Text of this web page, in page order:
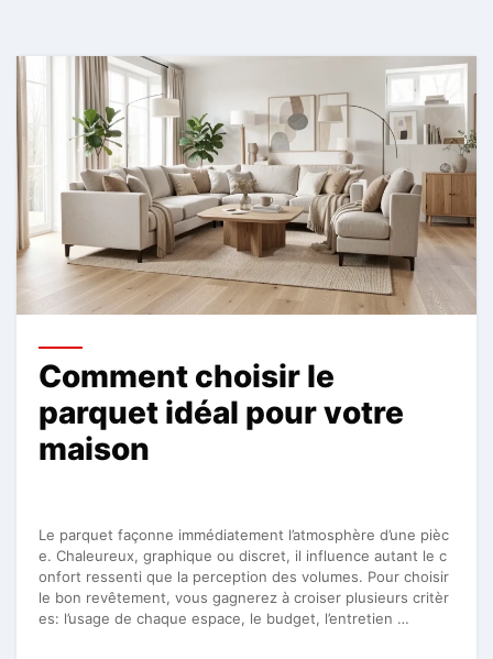
Comment choisir le
parquet idéal pour votre
maison
Le parquet façonne immédiatement l’atmosphère d’une pièc
e. Chaleureux, graphique ou discret, il influence autant le c
onfort ressenti que la perception des volumes. Pour choisir
le bon revêtement, vous gagnerez à croiser plusieurs critèr
es: l’usage de chaque espace, le budget, l’entretien …